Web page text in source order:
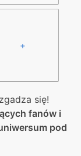
+
się!
fanów i
pod